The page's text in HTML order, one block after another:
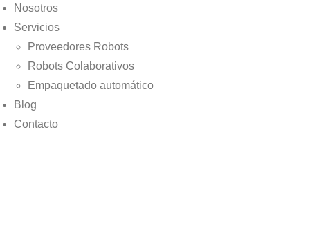
Nosotros
Servicios
Proveedores Robots
Robots Colaborativos
Empaquetado automático
Blog
Contacto